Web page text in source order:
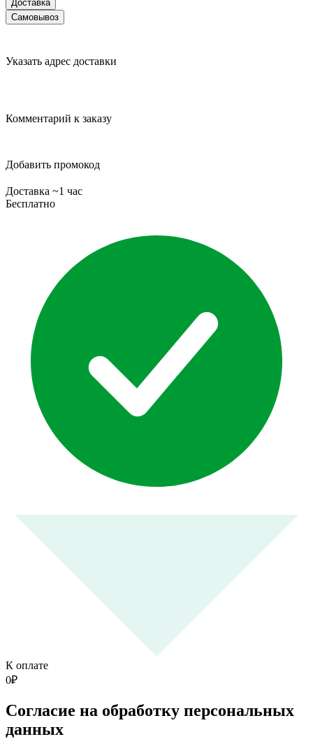
Доставка
Самовывоз
Указать адрес доставки
Комментарий к заказу
Добавить промокод
Доставка ~1 час
Бесплатно
К оплате
0₽
Согласие на обработку персональных
данных